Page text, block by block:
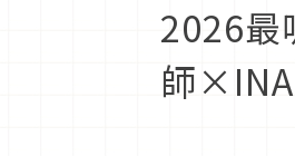
2026最
師